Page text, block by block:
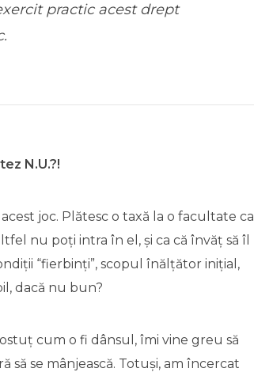
practic acest drept
N.U.?!
joc. Plătesc o taxă la o facultate ca
nu poți intra în el, și ca că învăț să îl
“fierbinți”, scopul înălțător inițial,
dacă nu bun?
cum o fi dânsul, îmi vine greu să
să se mânjească. Totuși, am încercat